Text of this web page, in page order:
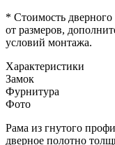
* Стоимость дверного
от размеров,
условий монтажа.
Характеристики
Замок
Фурнитура
Фото
Рама из гнутого
дверное полотно